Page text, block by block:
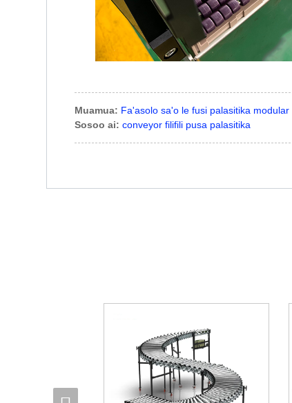
Muamua: Fa'asolo sa'o le fusi palasitika modular
Sosoo ai: conveyor filifili pusa palasitika